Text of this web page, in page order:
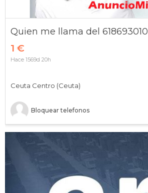
Quien me llama del 618693010
1 €
Bloquear telefonos
Ceuta Centro (Ceuta)
Hace 1569d 20h